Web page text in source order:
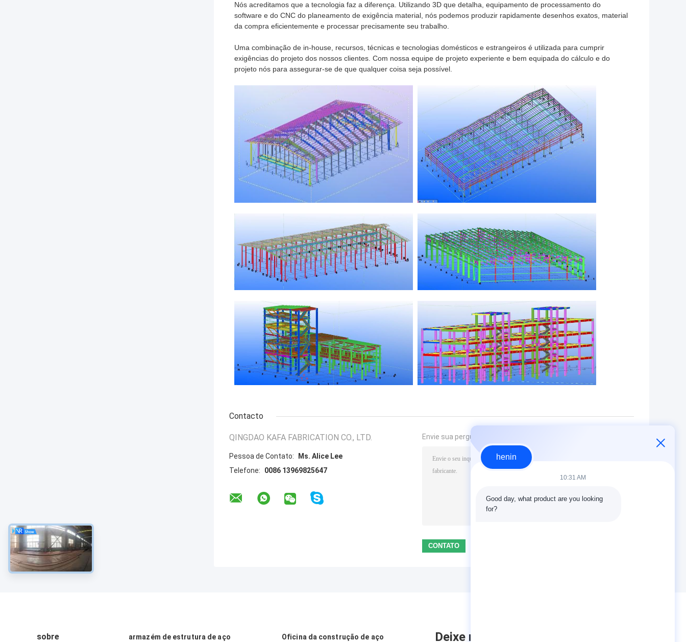
Nós acreditamos que a tecnologia faz a diferença. Utilizando 3D que detalha, equipamento de processamento do
software e do CNC do planeamento de exigência material, nós podemos produzir rapidamente desenhos exatos, material
da compra eficientemente e processar precisamente seu trabalho.
Uma combinação de in-house, recursos, técnicas e tecnologias domésticos e estrangeiros é utilizada para cumprir
exigências do projeto dos nossos clientes. Com nossa equipe de projeto experiente e bem equipada do cálculo e do
projeto nós para assegurar-se de que qualquer coisa seja possível.
Contacto
QINGDAO KAFA FABRICATION CO., LTD.
Pessoa de Contato:
Ms. Alice Lee
Telefone:
0086 13969825647
Envie sua pergunta diretamente para nós
sobre armazém de estrutura de aço Oficina da construção de aço Deixe mensagem
henin
10:31 AM
Good day, what product are you looking
for?